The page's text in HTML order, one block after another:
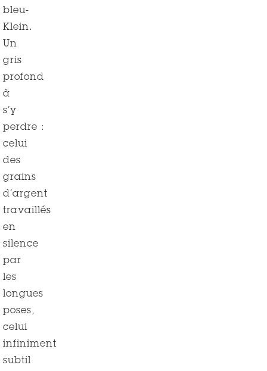
bleu-
Klein.
Un
gris
profond
à
s’y
perdre :
celui
des
grains
d’argent
travaillés
en
silence
par
les
longues
poses,
celui
infiniment
subtil